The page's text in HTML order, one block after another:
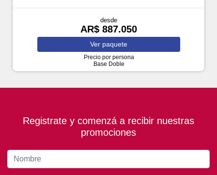
desde
AR$ 887.050
Ver paquete
Precio por persona
Base Doble
Registrate y comenzá a recibir nuestras
promociones